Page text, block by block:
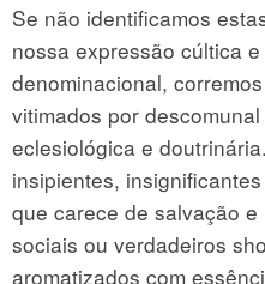
Se não identificamos
nossa expressão cúltica
denominacional,
vitimados por
eclesiológica e
insipientes,
que carece de salvação
sociais ou verdadeiros
aromatizados com